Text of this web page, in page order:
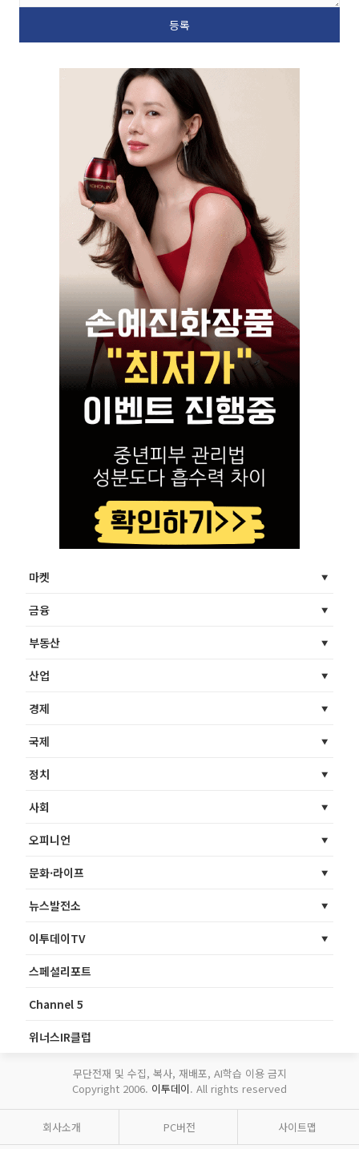
마켓
금융
부동산
산업
경제
국제
정치
사회
오피니언
문화·라이프
뉴스발전소
이투데이TV
스페셜리포트
Channel 5
위너스IR클럽
무단전재 및 수집, 복사, 재배포, AI학습 이용 금지
Copyright 2006. 이투데이. All rights reserved
회사소개 PC버전 사이트맵